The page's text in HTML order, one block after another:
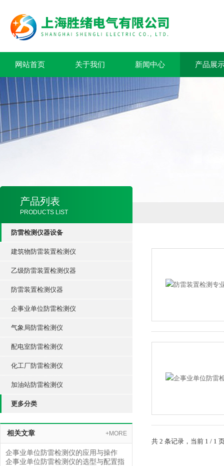
网站首页 关于我们 新闻中心 产品展
产品列表
PRODUCTS LIST
防雷检测仪器设备
建筑物防雷装置检测仪
乙级防雷装置检测仪器
防雷装置检测仪器
企事业单位防雷检测仪
气象局防雷检测仪
配电室防雷检测仪
化工厂防雷检测仪
加油站防雷检测仪
更多分类
相关文章 +MORE
企事业单位防雷检测仪的应用与操作
企事业单位防雷检测仪的选型与配置指
共 2 条记录，当前 1 / 1